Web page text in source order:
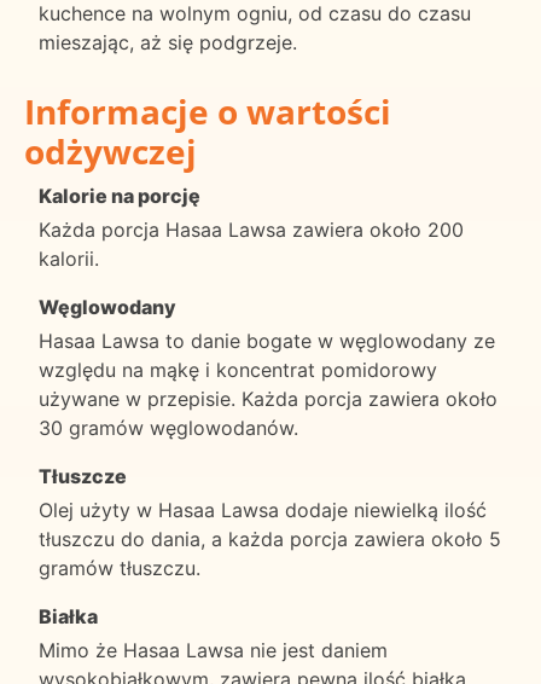
kuchence na wolnym ogniu, od czasu do czasu
mieszając, aż się podgrzeje.
Informacje o wartości
odżywczej
Kalorie na porcję
Każda porcja Hasaa Lawsa zawiera około 200
kalorii.
Węglowodany
Hasaa Lawsa to danie bogate w węglowodany ze
względu na mąkę i koncentrat pomidorowy
używane w przepisie. Każda porcja zawiera około
30 gramów węglowodanów.
Tłuszcze
Olej użyty w Hasaa Lawsa dodaje niewielką ilość
tłuszczu do dania, a każda porcja zawiera około 5
gramów tłuszczu.
Białka
Mimo że Hasaa Lawsa nie jest daniem